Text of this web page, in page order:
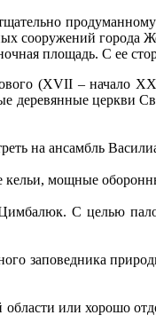
сооружений города
площадь. С ее
(XVII – начало
деревянные церкви
на ансамбль
мощные
С целью
заповедника
или хорошо